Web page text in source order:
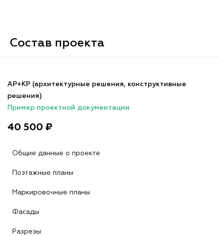
Состав проекта
АР+КР (архитектурные решения, конструктивные
решения)
Пример проектной документации
40 500 ₽
Общие данные о проекте
Поэтажные планы
Маркировочные планы
Фасады
Разрезы